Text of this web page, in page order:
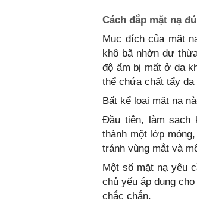
Cách đắp mặt nạ
Mục đích của mặt
khô bã nhờn dư
độ ẩm bị mất ở da
thể chứa chất tẩy
Bất kể loại mặt nạ
Đầu tiên, làm sạch
thành một lớp
tránh vùng mắt và
Một số mặt nạ yêu
chủ yếu áp dụng
chắc chắn.